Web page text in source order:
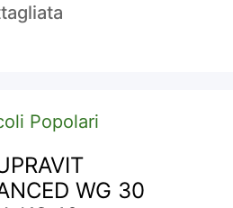
Popolari
WG 30